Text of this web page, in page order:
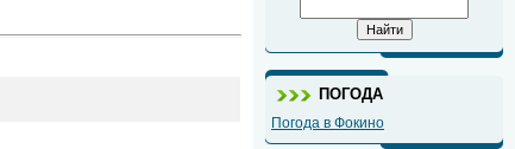
ПОГОДА
Погода в Фокино